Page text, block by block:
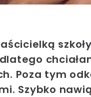
Poza tym
Szybko